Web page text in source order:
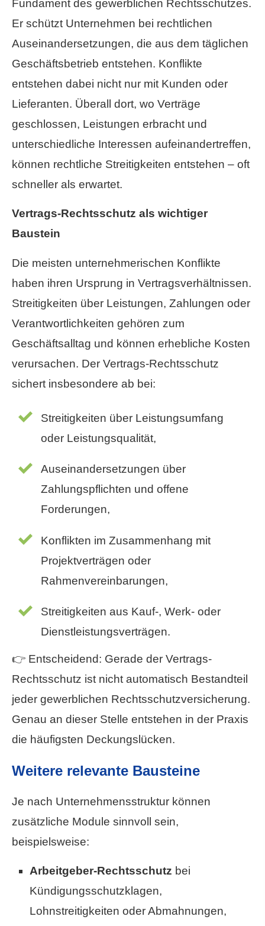
Fundament des gewerblichen Rechtsschutzes.
Er schützt Unternehmen bei rechtlichen
Auseinandersetzungen, die aus dem täglichen
Geschäftsbetrieb entstehen. Konflikte
entstehen dabei nicht nur mit Kunden oder
Lieferanten. Überall dort, wo Verträge
geschlossen, Leistungen erbracht und
unterschiedliche Interessen aufeinandertreffen,
können rechtliche Streitigkeiten entstehen – oft
schneller als erwartet.
Vertrags-Rechtsschutz als wichtiger
Baustein
Die meisten unternehmerischen Konflikte
haben ihren Ursprung in Vertragsverhältnissen.
Streitigkeiten über Leistungen, Zahlungen oder
Verantwortlichkeiten gehören zum
Geschäftsalltag und können erhebliche Kosten
verursachen. Der Vertrags-Rechtsschutz
sichert insbesondere ab bei:
Streitigkeiten über Leistungsumfang
oder Leistungsqualität,
Auseinandersetzungen über
Zahlungspflichten und offene
Forderungen,
Konflikten im Zusammenhang mit
Projektverträgen oder
Rahmenvereinbarungen,
Streitigkeiten aus Kauf-, Werk- oder
Dienstleistungsverträgen.
👉 Entscheidend: Gerade der Vertrags-
Rechtsschutz ist nicht automatisch Bestandteil
jeder gewerblichen Rechts­schutz­ver­si­che­rung.
Genau an dieser Stelle entstehen in der Praxis
die häufigsten Deckungslücken.
Weitere relevante Bausteine
Je nach Unternehmensstruktur können
zusätzliche Module sinnvoll sein,
beispielsweise:
Arbeitgeber-Rechtsschutz bei
Kündigungsschutzklagen,
Lohnstreitigkeiten oder Abmahnungen,